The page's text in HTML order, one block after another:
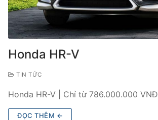
Honda HR-V
TIN TỨC
Honda HR-V | Chỉ từ 786.000.000 VNĐ
ĐỌC THÊM ←